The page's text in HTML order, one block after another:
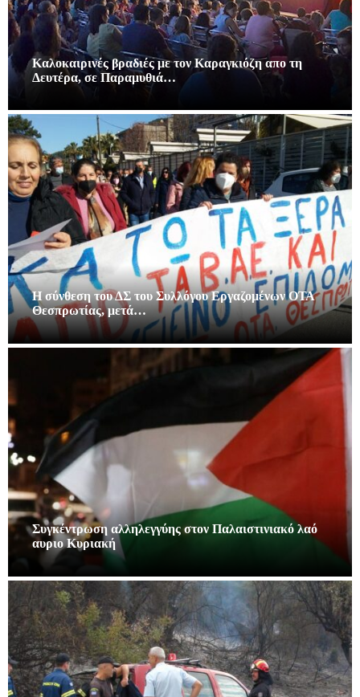
Καλοκαιρινές βραδιές με τον Καραγκιόζη απο τη
Δευτέρα, σε Παραμυθιά…
Η σύνθεση του ΔΣ του Συλλόγου Εργαζομένων ΟΤΑ
Θεσπρωτίας, μετά…
Συγκέντρωση αλληλεγγύης στον Παλαιστινιακό λαό
αυριο Κυριακή